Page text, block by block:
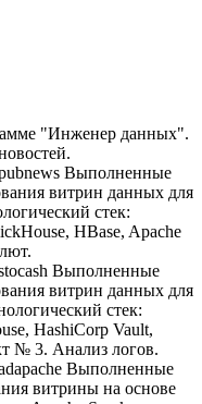
"Инженер данных".
pubnews Выполненные
витрин данных для
стек:
HBase, Apache
Выполненные
витрин данных для
стек:
HashiCorp Vault,
№ 3. Анализ логов.
Выполненные
витрины на основе